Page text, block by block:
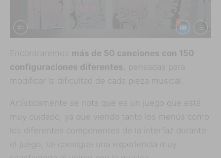
Encontraremos más de 50 canciones con 150
configuraciones diferentes , pensadas para
modificar la dificultad de cada pieza musical.
Artísticamente se nota que es un juego que está
muy cuidado, ya que viendo tanto los menús como
los diferentes componentes de la interfaz durante
el juego, se consigue una experiencia muy